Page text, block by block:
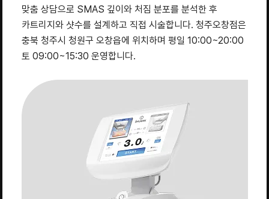
맞춤 상담으로 SMAS 깊이와 처짐 분포를 분석한 후
카트리지와 샷수를 설계하고 직접 시술합니다. 청주오창점은
충북 청주시 청원구 오창읍에 위치하며 평일 10:00~20:00
토 09:00~15:30 운영합니다.